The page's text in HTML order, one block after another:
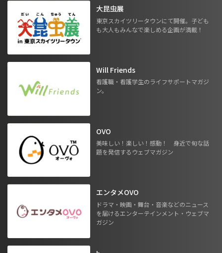
大昆虫展
東京スカイツリータウンにて開催。子ども
も大人もみんなで楽しめる企画が満載！
Will Friends
看護職・看護学生のライフサポートマガジ
ン。
OVO
美味しい！楽しい！感動！ 身近で旬な話
題を発信するウェブマガジン
エンタメOVO
ドラマ・映画・舞台・音楽などのニュース
を届けるエンターテインメント・ウェブマ
ガジン